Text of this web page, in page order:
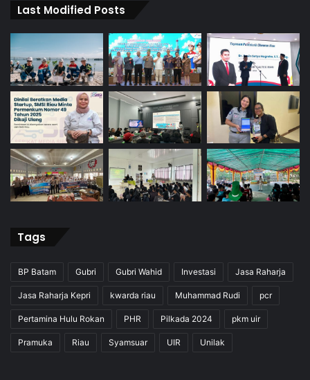
Last Modified Posts
Tags
BP Batam Gubri Gubri Wahid Investasi Jasa Raharja
Jasa Raharja Kepri kwarda riau Muhammad Rudi pcr
Pertamina Hulu Rokan PHR Pilkada 2024 pkm uir
Pramuka Riau Syamsuar UIR Unilak